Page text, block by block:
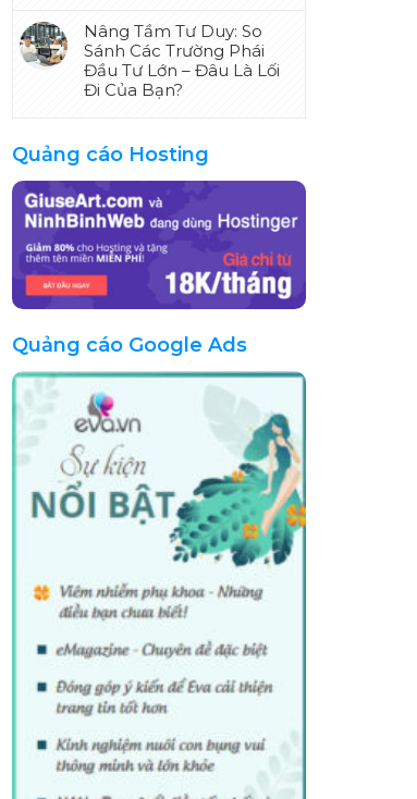
Nâng Tầm Tư Duy: So
Sánh Các Trường Phái
Đầu Tư Lớn – Đâu Là Lối
Đi Của Bạn?
Quảng cáo Hosting
Quảng cáo Google Ads